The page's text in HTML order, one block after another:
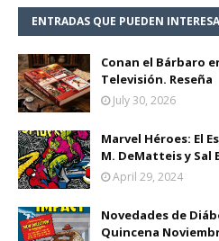
ENTRADAS QUE PUEDEN
Conan el Bárbaro
Televisión. Reseña
July 30, 2026
Marvel Héroes: El
M. DeMatteis y Sal
April 29, 2024
Novedades de
Quincena